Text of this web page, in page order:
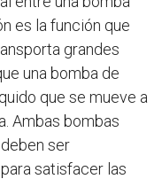
es la función que
grandes
una bomba de
que se mueve a
Ambas bombas
ser
satisfacer las